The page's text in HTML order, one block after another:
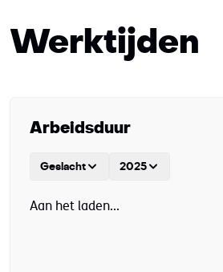
Werktijden
Arbeidsduur
Geslacht 2025